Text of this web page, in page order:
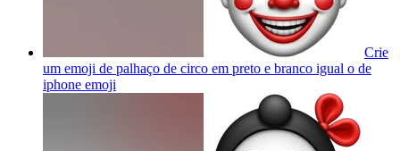
Crie
um emoji de palhaço de circo em preto e branco igual o de
iphone emoji